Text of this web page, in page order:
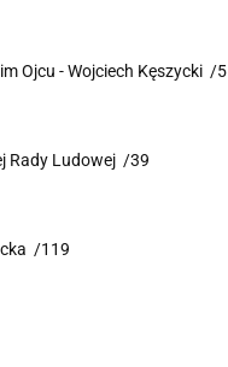
Ojcu - Wojciech Kęszycki /5
Rady Ludowej /39
/119